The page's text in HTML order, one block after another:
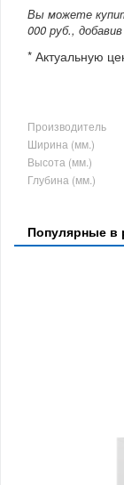
Вы можете
000 руб.,
* Актуальную
Производитель
Ширина (мм.)
Высота (мм.)
Глубина (мм.)
Популярные в